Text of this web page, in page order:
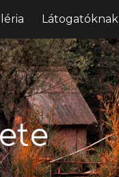
Látogatóknak